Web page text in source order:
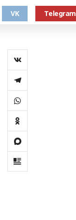
VK Telegram